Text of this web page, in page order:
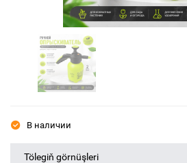
В наличии
Tölegiň görnüşleri